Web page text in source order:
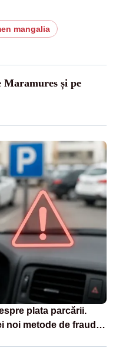
mangalia
Maramures și pe
plata parcării.
noi metode de fraudă